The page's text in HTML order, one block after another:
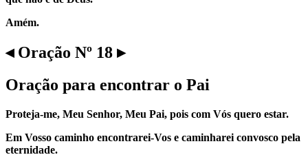
Amém.
◂ Oração Nº 18 ▸
Oração para encontrar o Pai
Proteja-me, Meu Senhor, Meu Pai, pois com Vós quero estar.
Em Vosso caminho encontrarei-Vos e caminharei convosco pela
eternidade.